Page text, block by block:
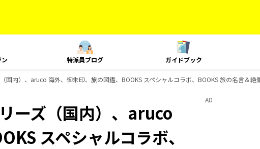
ン 特派員ブログ ガイドブック
国内）、aruco 海外、御朱印、旅の図鑑、BOOKS スペシャルコラボ、BOOKS 旅の名言＆絶
ーズ（国内）、aruco
スペシャルコラボ、
AD